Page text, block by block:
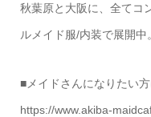
秋葉原と大阪に、全てコ
ルメイド服/内装で展開中。
■メイドさんになりたい方
https://www.akiba-